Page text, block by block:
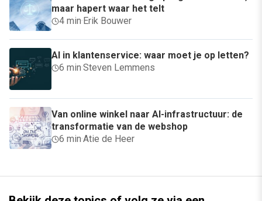
maar hapert waar het telt
4 min· Erik Bouwer
AI in klantenservice: waar moet je op letten?
6 min·Steven Lemmens
Van online winkel naar AI-infrastructuur: de
transformatie van de webshop
6 min·Atie de Heer